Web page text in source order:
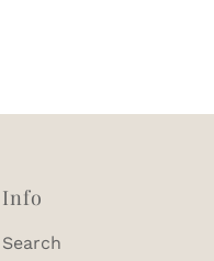
Info
Search